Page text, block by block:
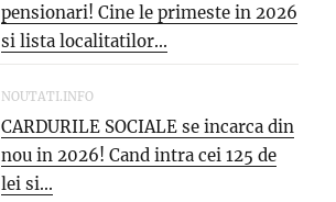
pensionari! Cine le primeste in 2026
si lista localitatilor...
NOUTATI.INFO
CARDURILE SOCIALE se incarca din
nou in 2026! Cand intra cei 125 de
lei si...